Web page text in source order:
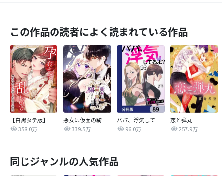
この作品の読者によく読まれている作品
【白黒タテ版】孕むまで乱れいけ～身代わり花嫁と軍服の猛愛
358.0万
悪女は仮面の騎士に騙されない
339.5万
パパ、浮気してるよ？娘と二人でクズ夫を捨てます【分冊版】
96.0万
恋と弾丸
257.9万
同じジャンルの人気作品